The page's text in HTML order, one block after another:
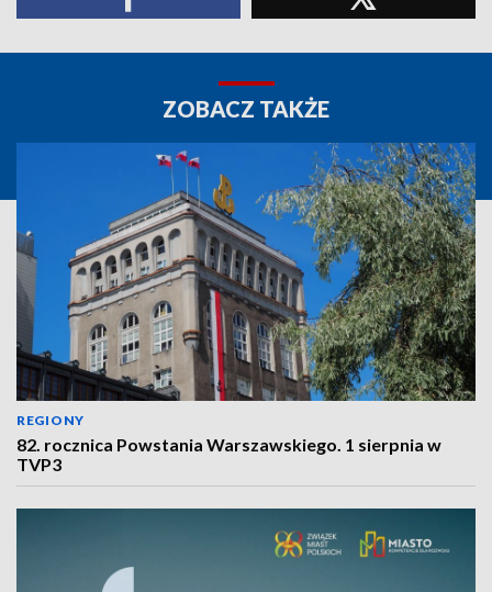
ZOBACZ TAKŻE
REGIONY
82. rocznica Powstania Warszawskiego. 1 sierpnia w
TVP3